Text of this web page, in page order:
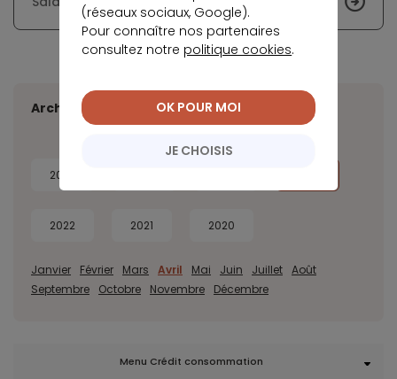
Archives
2026
2022 2021 2020
Janvier Février Mars Avril Mai Juin Juillet Août
Septembre
Octobre Novembre Décembre
Menu Crédit consommation
(réseaux sociaux, Google).
Pour connaître nos partenaires
consultez notre politique cookies.
JE CHOISIS
OK POUR MOI